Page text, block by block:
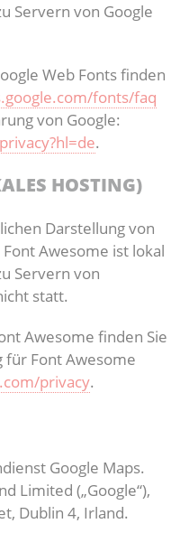
Servern von Google
Web Fonts finden
fonts/faq
von Google:
.
HOSTING)
Darstellung von
Awesome ist lokal
Servern von
statt.
Awesome finden Sie
für Font Awesome
privacy.
Google Maps.
Limited („Google“),
Dublin 4, Irland.